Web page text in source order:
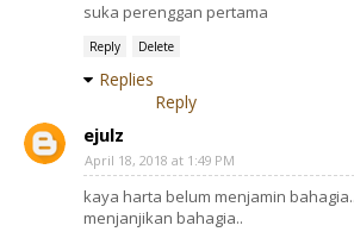
suka perenggan pertama
Reply Delete
Replies
Reply
ejulz
April 18, 2018 at 1:49 PM
kaya harta belum menjamin
menjanjikan bahagia..